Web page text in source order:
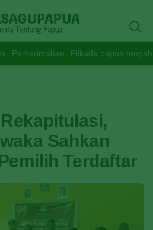
Pemerintahan Pilkada papua tengah
Sahkan
Terdaftar